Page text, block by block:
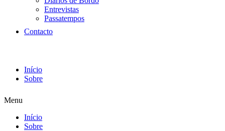
Entrevistas
Passatempos
Contacto
Início
Sobre
Menu
Início
Sobre